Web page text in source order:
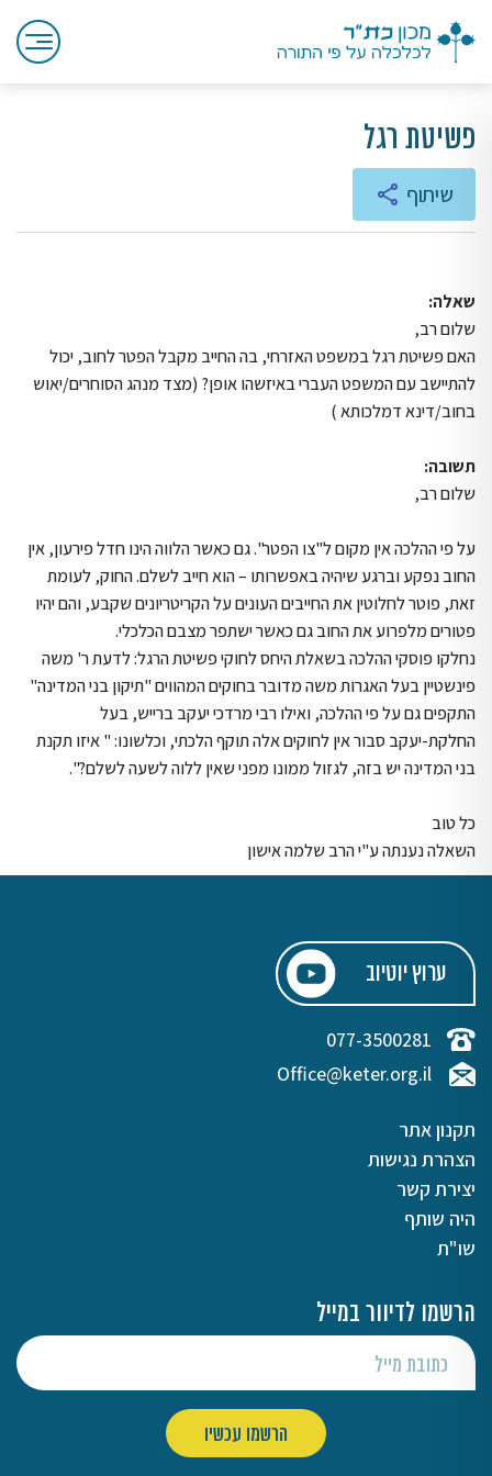
פשיטת רגל
שיתוף
שאלה:
שלום רב,
האם פשיטת רגל במשפט האזרחי, בה החייב מקבל הפטר לחוב, יכול
להתיישב עם המשפט העברי באיזשהו אופן? (מצד מנהג הסוחרים/יאוש
בחוב/דינא דמלכותא )
תשובה:
שלום רב,
על פי ההלכה אין מקום ל"צו הפטר". גם כאשר הלווה הינו חדל פירעון, אין
החוב נפקע וברגע שיהיה באפשרותו – הוא חייב לשלם. החוק, לעומת
זאת, פוטר לחלוטין את החייבים העונים על הקריטריונים שקבע, והם יהיו
פטורים מלפרוע את החוב גם כאשר ישתפר מצבם הכלכלי.
נחלקו פוסקי ההלכה בשאלת היחס לחוקי פשיטת הרגל: לדעת ר' משה
פינשטיין בעל האגרות משה מדובר בחוקים המהווים "תיקון בני המדינה"
התקפים גם על פי ההלכה, ואילו רבי מרדכי יעקב ברייש, בעל
החלקת-יעקב סבור אין לחוקים אלה תוקף הלכתי, וכלשונו: " איזו תקנת
בני המדינה יש בזה, לגזול ממונו מפני שאין ללוה לשעה לשלם?".
כל טוב
השאלה נענתה ע"י הרב שלמה אישון
ערוץ יוטיוב
077-3500281
Office@keter.org.il
תקנון אתר
הצהרת נגישות
יצירת קשר
היה שותף
שו"ת
הרשמו לדיוור במייל